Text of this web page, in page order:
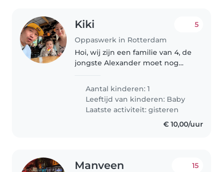
Kiki
Oppaswerk in Rotterdam
5
Hoi, wij zijn een familie van 4, de
jongste Alexander moet nog
soms iemand die evt 1 dag op
hem kan passen als hij niet naar
de opvang gaat en wij beide..
Aantal kinderen: 1
Leeftijd van kinderen: Baby
Laatste activiteit: gisteren
€ 10,00/uur
Manveen 15